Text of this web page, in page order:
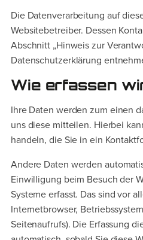
Die Datenverarbeitung auf
Websitebetreiber. Dessen
Abschnitt „Hinweis zur
Datenschutzerklärung
Wie erfassen
Ihre Daten werden zum einen
uns diese mitteilen. Hierbei
handeln, die Sie in ein
Andere Daten werden
Einwilligung beim Besuch der
Systeme erfasst. Das sind vor
Internetbrowser,
Seitenaufrufs). Die Erfassung